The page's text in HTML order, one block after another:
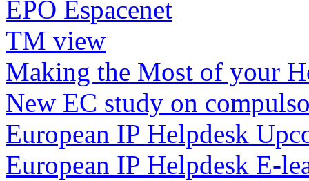
EPO Espacenet
TM view
Making the Most of your
New EC study on
European IP Helpdesk
European IP Helpdesk E-